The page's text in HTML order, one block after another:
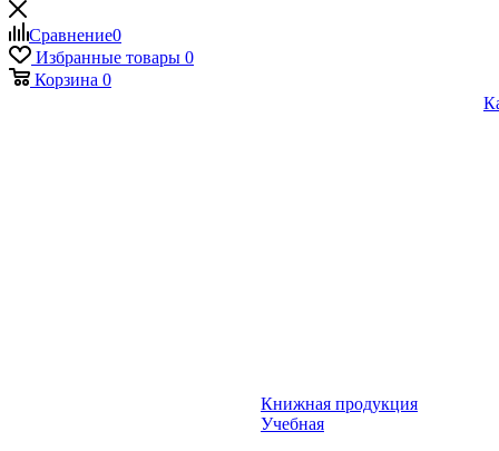
Сравнение0
Избранные товары 0
Корзина 0
Книжная продукция
Учебная